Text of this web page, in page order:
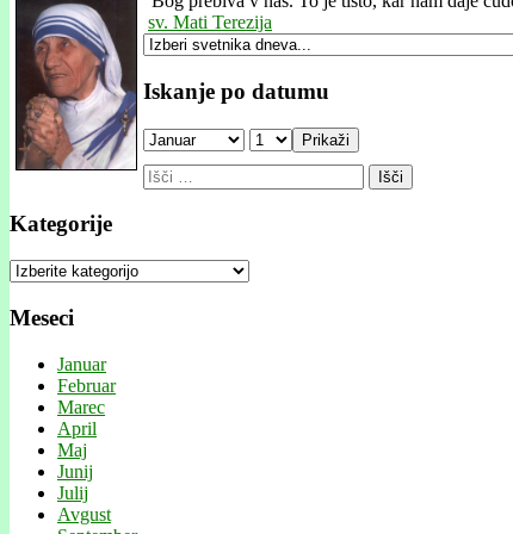
sv. Mati Terezija
Iskanje po datumu
Prikaži
Išči:
Kategorije
Kategorije
Meseci
Januar
Februar
Marec
April
Maj
Junij
Julij
Avgust